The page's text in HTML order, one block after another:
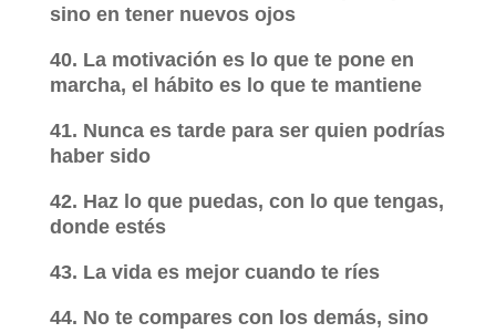
sino en tener nuevos ojos
40. La motivación es lo que te pone en
marcha, el hábito es lo que te mantiene
41. Nunca es tarde para ser quien podrías
haber sido
42. Haz lo que puedas, con lo que tengas,
donde estés
43. La vida es mejor cuando te ríes
44. No te compares con los demás, sino